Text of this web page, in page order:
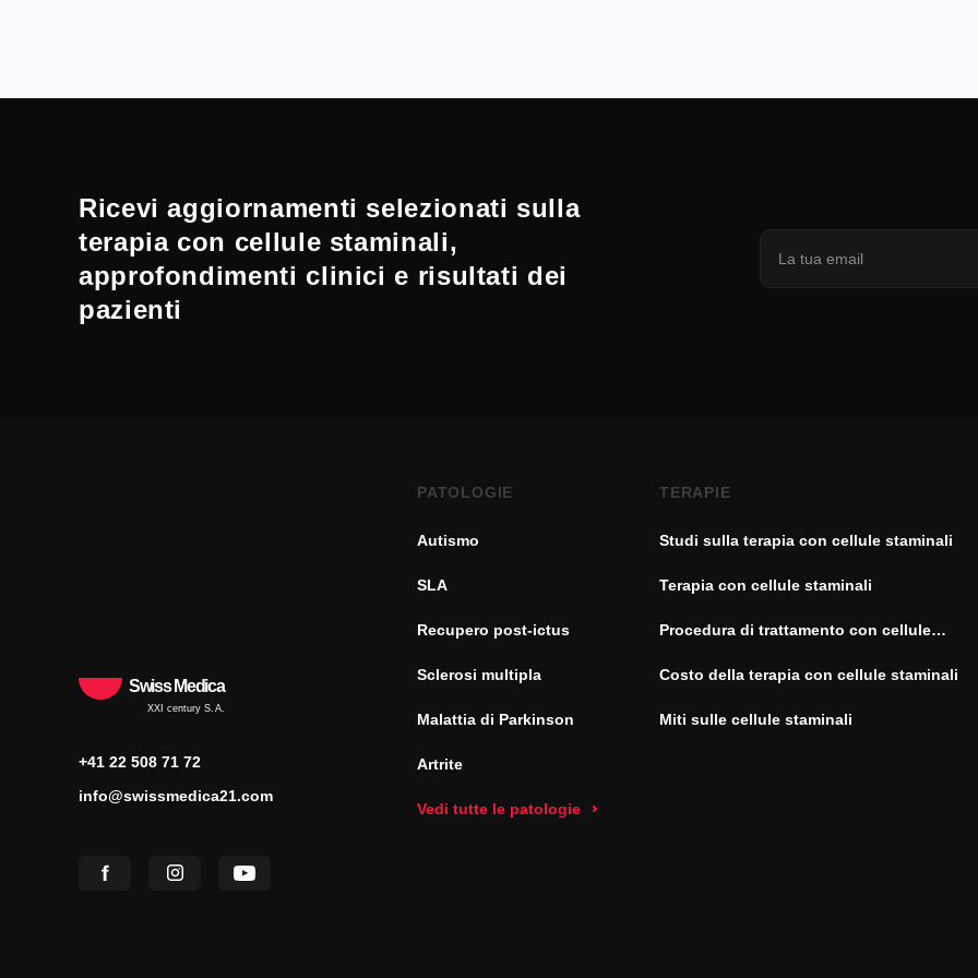
Ricevi aggiornamenti selezionati sulla
terapia con cellule staminali,
approfondimenti clinici e risultati dei
pazienti
Swiss Medica
XXI century S.A.
+41 22 508 71 72
info@swissmedica21.com
PATOLOGIE
Autismo
SLA
Recupero post-ictus
Sclerosi multipla
Malattia di Parkinson
Artrite
Vedi tutte le patologie
TERAPIE
Studi sulla terapia con cellule staminali
Terapia con cellule staminali
Procedura di trattamento con cellule
Costo della terapia con cellule staminali
Miti sulle cellule staminali